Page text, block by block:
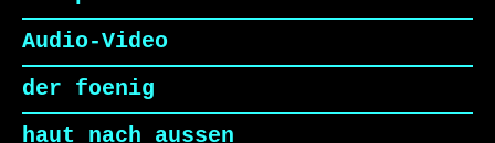
Audio-Video
der foenig
haut nach aussen